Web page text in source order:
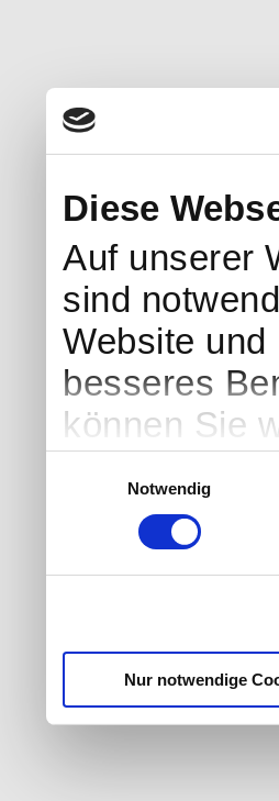
Diese
Auf unserer
sind
Website
besseres
können Sie
Notwendig
Nur notwendige